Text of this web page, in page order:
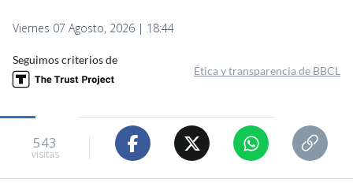
Viernes 07 Agosto, 2026 | 18:44
Seguimos criterios de
Ética y transparencia de BBCL
543
visitas